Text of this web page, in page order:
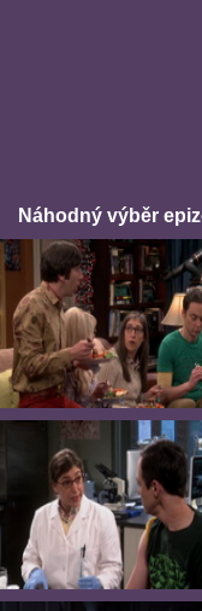
Náhodný výběr